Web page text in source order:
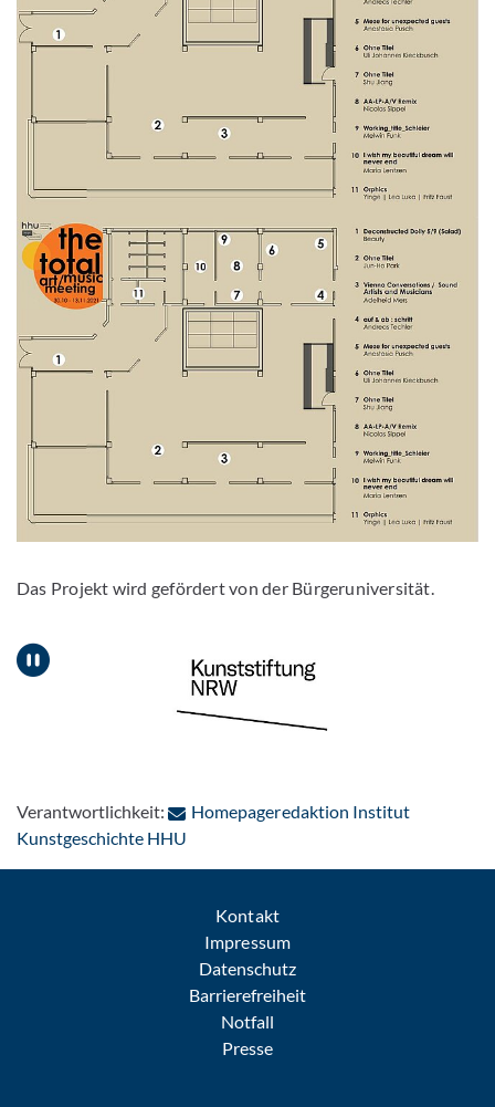
Das Projekt wird gefördert von der Bürgeruniversität.
Verantwortlichkeit:
Homepageredaktion Institut
Kunstgeschichte HHU
Kontakt
Impressum
Datenschutz
Barrierefreiheit
Notfall
Presse